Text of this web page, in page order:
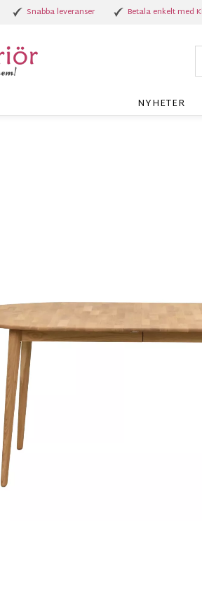
Snabba leveranser Betala enkelt med
NYHETER